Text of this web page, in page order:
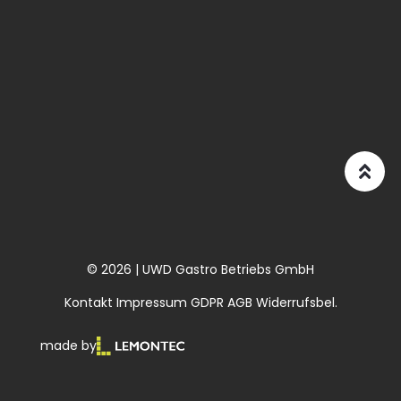
© 2026 | UWD Gastro Betriebs GmbH
Kontakt Impressum GDPR AGB Widerrufsbel.
made by